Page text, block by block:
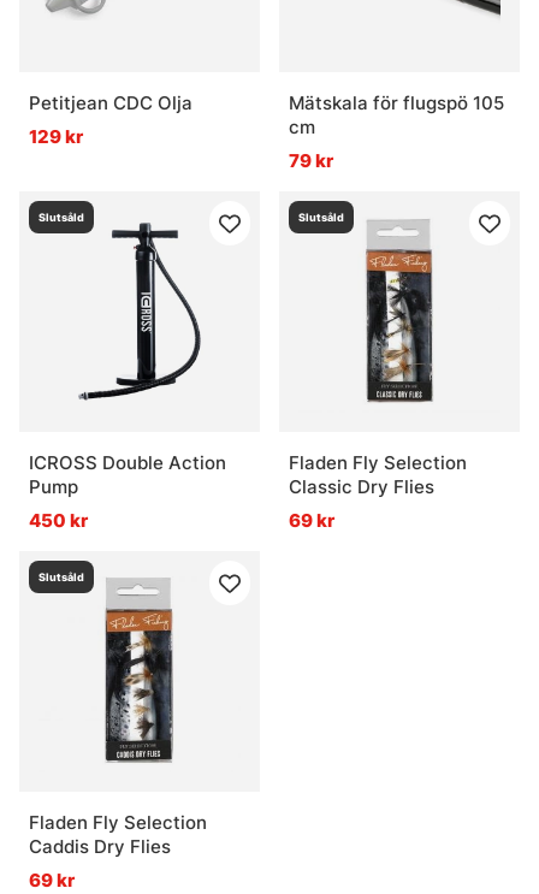
Petitjean CDC Olja
129 kr
Mätskala för flugspö 105
cm
79 kr
Slutsåld
ICROSS Double Action
Pump
450 kr
Slutsåld
Fladen Fly Selection
Classic Dry Flies
69 kr
Slutsåld
Fladen Fly Selection
Caddis Dry Flies
69 kr